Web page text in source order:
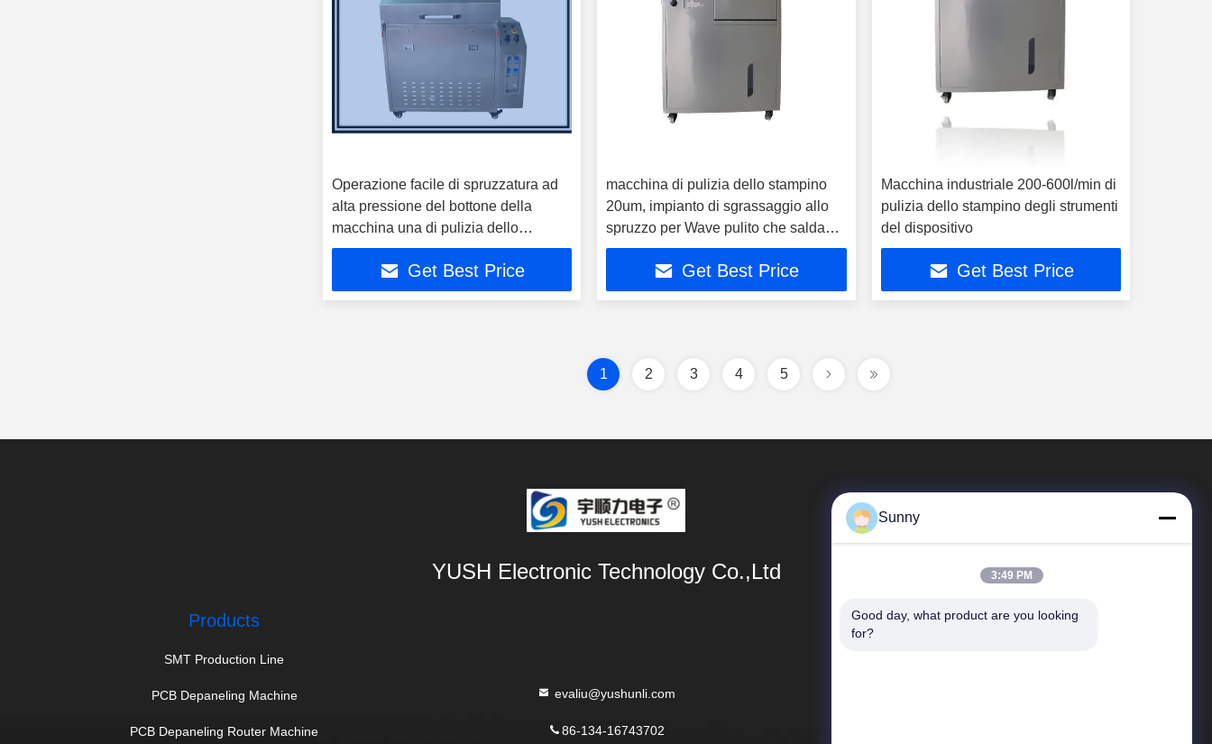
Operazione facile di spruzzatura ad
alta pressione del bottone della
macchina una di pulizia dello
stampino
Get Best Price
macchina di pulizia dello stampino
20um, impianto di sgrassaggio allo
spruzzo per Wave pulito che salda
maschera
Get Best Price
Macchina industriale 200-600l/min di
pulizia dello stampino degli strumenti
del dispositivo
Get Best Price
1 2 3 4 5
YUSH Electronic Technology Co.,Ltd
Products
SMT Production Line
PCB Depaneling Machine
PCB Depaneling Router Machine
evaliu@yushunli.com
86-134-16743702
Quick Links
Sunny
3:49 PM
Good day, what product are you looking
for?